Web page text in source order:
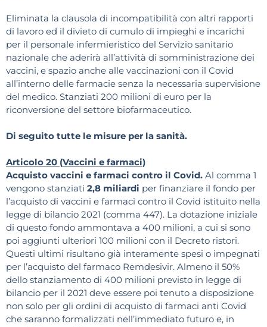
Eliminata la clausola di incompatibilità con altri rapporti
di lavoro ed il divieto di cumulo di impieghi e incarichi
per il personale infermieristico del Servizio sanitario
nazionale che aderirà all’attività di somministrazione dei
vaccini, e spazio anche alle vaccinazioni con il Covid
all’interno delle farmacie senza la necessaria supervisione
del medico. Stanziati 200 milioni di euro per la
riconversione del settore biofarmaceutico.
Di seguito tutte le misure per la sanità.
Articolo 20 (Vaccini e farmaci)
Acquisto vaccini e farmaci contro il Covid. Al comma 1
vengono stanziati 2,8 miliardi per finanziare il fondo per
l’acquisto di vaccini e farmaci contro il Covid istituito nella
legge di bilancio 2021 (comma 447). La dotazione iniziale
di questo fondo ammontava a 400 milioni, a cui si sono
poi aggiunti ulteriori 100 milioni con il Decreto ristori.
Questi ultimi risultano già interamente spesi o impegnati
per l’acquisto del farmaco Remdesivir. Almeno il 50%
dello stanziamento di 400 milioni previsto in legge di
bilancio per il 2021 deve essere poi tenuto a disposizione
non solo per gli ordini di acquisto di farmaci anti Covid
che saranno formalizzati nell’immediato futuro e, in